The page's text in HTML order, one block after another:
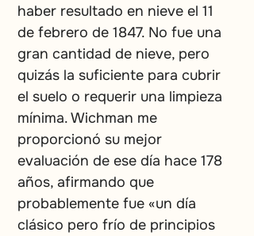
haber resultado en nieve el 11
de febrero de 1847. No fue una
gran cantidad de nieve, pero
quizás la suficiente para cubrir
el suelo o requerir una limpieza
mínima. Wichman me
proporcionó su mejor
evaluación de ese día hace 178
años, afirmando que
probablemente fue «un día
clásico pero frío de principios